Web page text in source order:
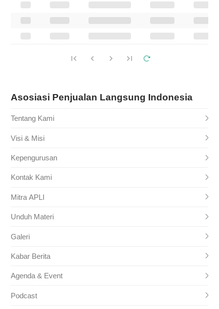
Asosiasi Penjualan Langsung Indonesia
Tentang Kami
Visi & Misi
Kepengurusan
Kontak Kami
Mitra APLI
Unduh Materi
Galeri
Kabar Berita
Agenda & Event
Podcast